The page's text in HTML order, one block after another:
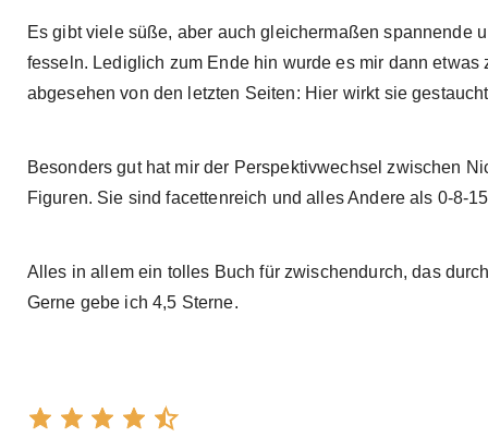
Es gibt viele süße, aber auch gleichermaßen spannende
fesseln. Lediglich zum Ende hin wurde es mir dann
abgesehen von den letzten Seiten: Hier wirkt sie
Besonders gut hat mir der Perspektivwechsel zwischen
Figuren. Sie sind facettenreich und alles Andere als 0-8-
Alles in allem ein tolles Buch für zwischendurch, das
Gerne gebe ich 4,5 Sterne.